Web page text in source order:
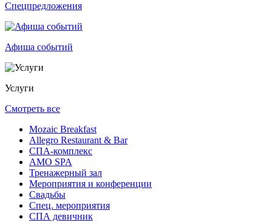
Спецпредложения
Афиша событий
Услуги
Смотреть все
Mozaic Breakfast
Allegro Restaurant & Bar
СПА-комплекс
AMO SPA
Тренажерный зал
Мероприятия и конференции
Свадьбы
Спец. мероприятия
СПА девичник